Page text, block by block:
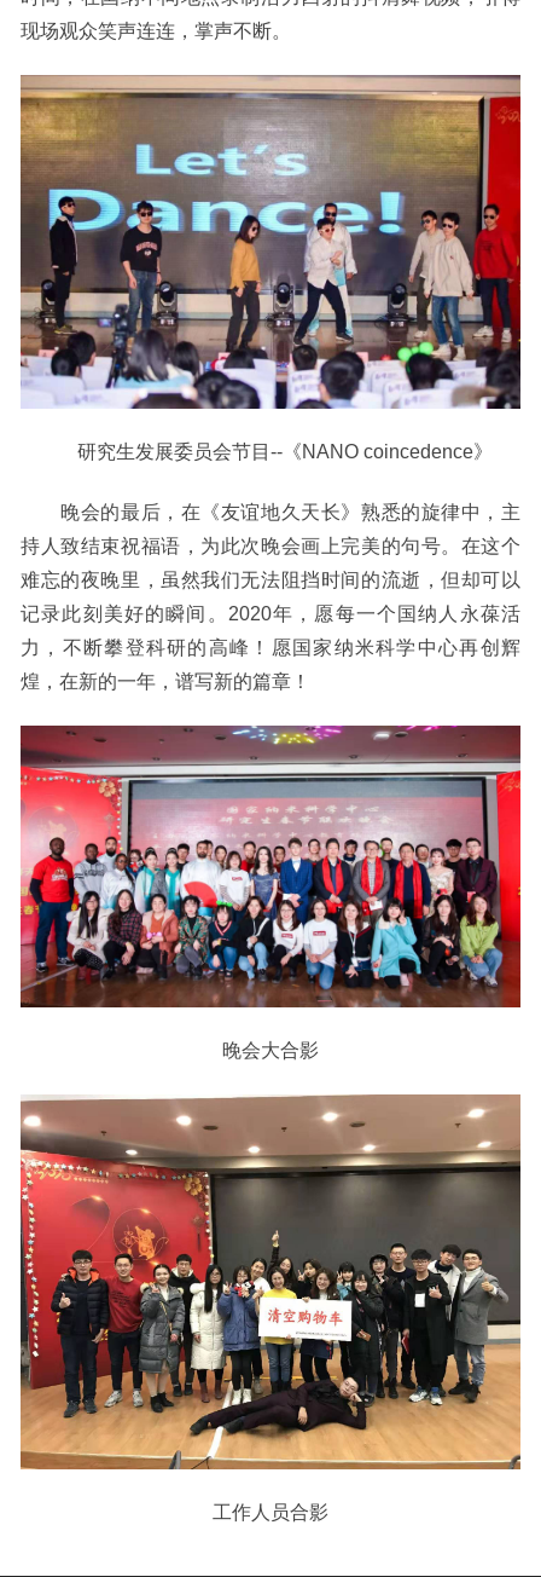
现场观众笑声连连，掌声不断。
研究生发展委员会节目--《NANO coincedence》
晚会的最后，在《友谊地久天长》熟悉的旋律中，主
持人致结束祝福语，为此次晚会画上完美的句号。在这个
难忘的夜晚里，虽然我们无法阻挡时间的流逝，但却可以
记录此刻美好的瞬间。2020年，愿每一个国纳人永葆活
力，不断攀登科研的高峰！愿国家纳米科学中心再创辉
煌，在新的一年，谱写新的篇章！
晚会大合影
工作人员合影